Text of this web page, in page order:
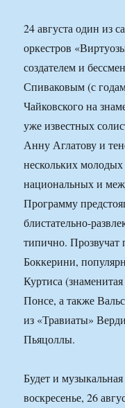
24 августа один из
оркестров
создателем и
Спиваковым (с
Чайковского на
уже известных
Анну Аглатову и
нескольких
национальных и
Программу
блистательно-
типично. Прозвучат
Боккерини,
Куртиса
Понсе, а также
из «Травиаты»
Пьяцоллы.
Будет и
воскресенье, 26